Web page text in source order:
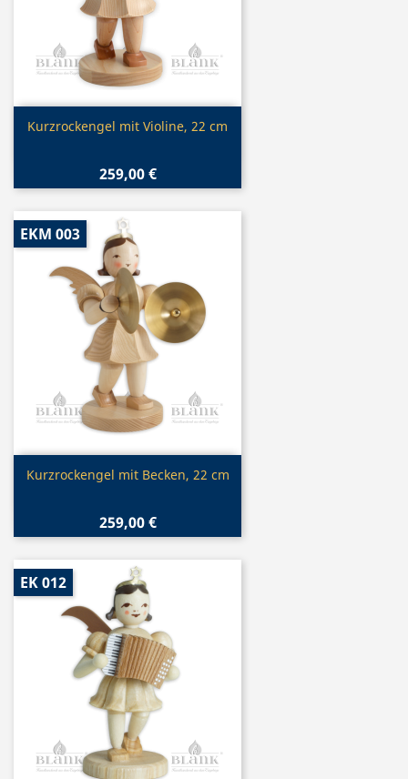
Vorschau
Kurzrockengel mit Violine, 22 cm
259,00 €
Vorschau
Kurzrockengel mit Becken, 22 cm
259,00 €
EKM 003
EK 012